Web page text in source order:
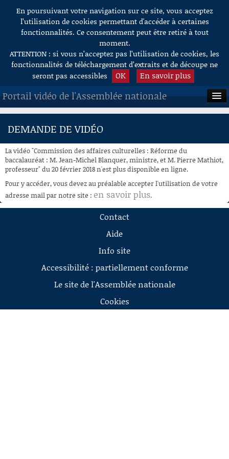
Aller au contenu
En poursuivant votre navigation sur ce site, vous acceptez
l’utilisation de cookies permettant d'accéder à certaines
fonctionnalités. Ce consentement peut être retiré à tout
moment.
ATTENTION : si vous n’acceptez pas l’utilisation de cookies, les
fonctionnalités de téléchargement d’extraits et de découpe ne
seront pas accessibles
OK En savoir plus
Portail vidéo de l'Assemblée nationale
ACCUEIL
À LA DEMANDE
RECHERCHE
AIDE À LA DÉCOUPE
DE VIDÉOS
DEMANDE DE VIDÉO
La vidéo "Commission des affaires culturelles : Réforme du
baccalauréat : M. Jean-Michel Blanquer, ministre, et M. Pierre Mathiot,
professeur" du 20 février 2018 n'est plus disponible en ligne.
Pour y accéder, vous devez au préalable accepter l'utilisation de votre
adresse mail par notre site : en savoir plus.
Contact
Aide
Info site
Accessibilité : partiellement conforme
Le site de l'Assemblée nationale
Cookies